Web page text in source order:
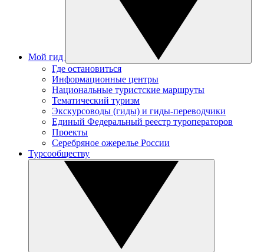
Мой гид
Где остановиться
Информационные центры
Национальные туристские маршруты
Тематический туризм
Экскурсоводы (гиды) и гиды-переводчики
Единый Федеральный реестр туроператоров
Проекты
Серебряное ожерелье России
Турсообществу